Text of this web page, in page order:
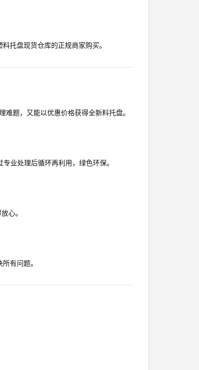
托盘现货仓库的正规商家购买。
题，又能以优惠价格获得全新料托盘。
业处理后循环再利用，绿色环保。
心。
有问题。